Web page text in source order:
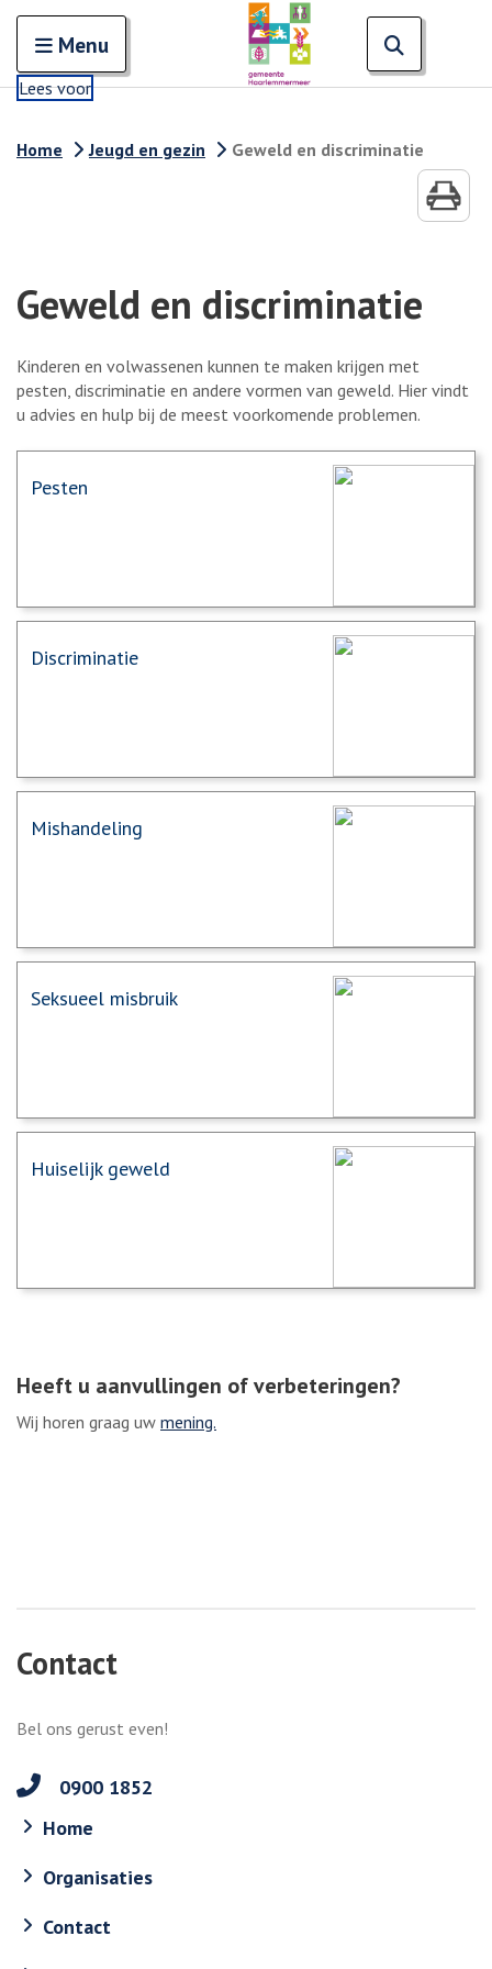
Open en sluit het
Menu
Lees voor
Home Jeugd en gezin Geweld en discriminatie
Geweld en discriminatie
Kinderen en volwassenen kunnen te maken krijgen met
pesten, discriminatie en andere vormen van geweld. Hier vindt
u advies en hulp bij de meest voorkomende problemen.
Pesten
Discriminatie
Mishandeling
Seksueel misbruik
Huiselijk geweld
Heeft u aanvullingen of verbeteringen?
Wij horen graag uw mening.
Contact
Bel ons gerust even!
0900 1852
Home
Organisaties
Contact